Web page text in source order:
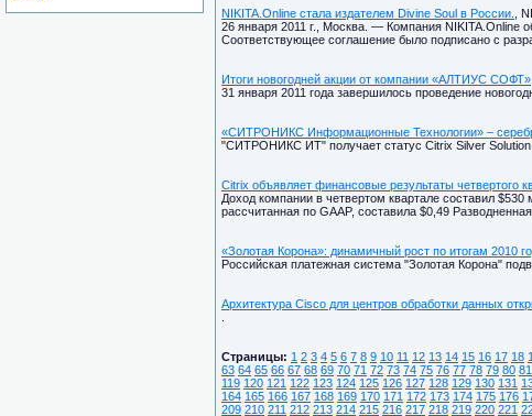
NIKITA.Online стала издателем Divine Soul в России.
,
26 января 2011 г., Москва. — Компания NIKITA.Online
Соответствующее соглашение было подписано с
Итоги новогодней акции от компании «АЛТИУС СОФТ»
31 января 2011 года завершилось проведение
«СИТРОНИКС Информационные Технологии» –
"СИТРОНИКС ИТ" получает статус Citrix Silver Solution
Citrix объявляет финансовые результаты четвертого
Доход компании в четвертом квартале составил
рассчитанная по GAAP, составила $0,49
«Золотая Корона»: динамичный рост по итогам 2010
Российская платежная система "Золотая Корона"
Архитектура Cisco для центров обработки данных
Страницы: 1 2 3 4 5 6 7 8 9 10 11 12 13 14 15 16 17 18
63 64 65 66 67 68 69 70 71 72 73 74 75 76 77 78 79 80 81
119 120 121 122 123 124 125 126 127 128 129 130 131
164 165 166 167 168 169 170 171 172 173 174 175 176
209 210 211 212 213 214 215 216 217 218 219 220 221